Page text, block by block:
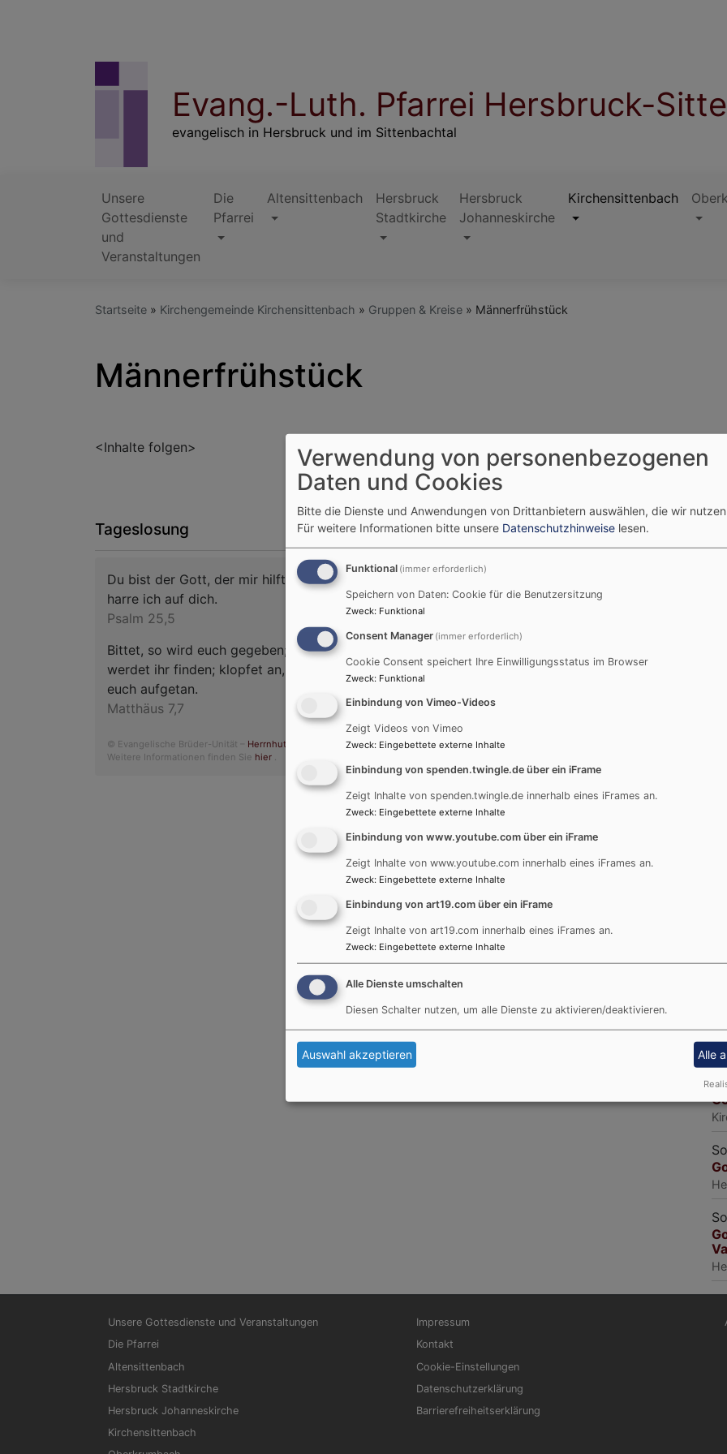
Evang.-Luth. Pfarrei Hersbruck-
evangelisch in Hersbruck und im Sittenbachtal
Hauptnavigation
Unsere
Gottesdienste
und
Veranstaltungen
Die
Pfarrei
Altensittenbach
Hersbruck
Stadtkirche
Hersbruck
Johanneskirche
Kirchensittenbach
Startseite Kirchengemeinde Kirchensittenbach Gruppen & Kreise Männerfrühstück
Männerfrühstück
<Inhalte folgen>
Tageslosung
Du bist der Gott, der mir hilft; täglich
harre ich auf dich.
Psalm 25,5
Bittet, so wird euch gegeben; suchet, so
werdet ihr finden; klopfet an, so wird
euch aufgetan.
Matthäus 7,7
© Evangelische Brüder-Unität – Herrnhuter Brüdergemeine
Weitere Informationen finden Sie hier .
Podcast „kurz &gut“
Externe Inhalte von art19.com anzeigen?
Ja (einmalig)
Datenschutzeinstellungen verwalten
Hauptnavigation
Unsere Gottesdienste und Veranstaltungen
Die Pfarrei
Altensittenbach
Hersbruck Stadtkirche
Hersbruck Johanneskirche
Kirchensittenbach
Fußbereichsmenü
Impressum
Kontakt
Cookie-Einstellungen
Datenschutzerklärung
Barrierefreiheitserklärung
Verwendung von personenbezogenen
Daten und Cookies
Bitte die Dienste und Anwendungen von Drittanbietern auswählen, die wir
Für weitere Informationen bitte unsere Datenschutzhinweise lesen.
Funktional (immer erforderlich)
Speichern von Daten: Cookie für die Benutzersitzung
Zweck: Funktional
Consent Manager (immer erforderlich)
Cookie Consent speichert Ihre Einwilligungsstatus im Browser
Zweck: Funktional
Einbindung von Vimeo-Videos
Zeigt Videos von Vimeo
Zweck: Eingebettete externe Inhalte
Einbindung von spenden.twingle.de über ein iFrame
Zeigt Inhalte von spenden.twingle.de innerhalb eines iFrames an.
Zweck: Eingebettete externe Inhalte
Einbindung von www.youtube.com über ein iFrame
Zeigt Inhalte von www.youtube.com innerhalb eines iFrames an.
Zweck: Eingebettete externe Inhalte
Einbindung von art19.com über ein iFrame
Zeigt Inhalte von art19.com innerhalb eines iFrames an.
Zweck: Eingebettete externe Inhalte
Alle Dienste umschalten
Diesen Schalter nutzen, um alle Dienste zu aktivieren/deaktivieren.
Auswahl akzeptieren Alle